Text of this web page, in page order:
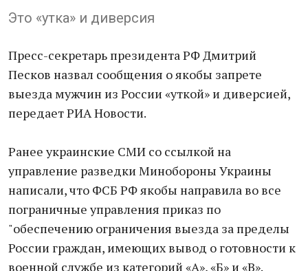
Это «утка» и диверсия
Пресс-секретарь президента РФ Дмитрий
Песков назвал сообщения о якобы запрете
выезда мужчин из России «уткой» и диверсией,
передает РИА Новости.
Ранее украинские СМИ со ссылкой на
управление разведки Минобороны Украины
написали, что ФСБ РФ якобы направила во все
пограничные управления приказ по
"обеспечению ограничения выезда за пределы
России граждан, имеющих вывод о готовности к
военной службе из категорий «А», «Б» и «В».